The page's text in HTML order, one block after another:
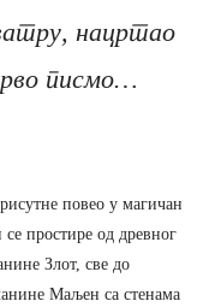
нацртао
писмо…
повео у магичан
се простире од древног
Злот, све до
Маљен са стенама